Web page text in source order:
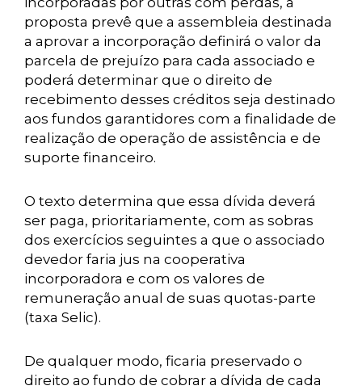
proposta prevê que a assembleia destinada
a aprovar a incorporação definirá o valor da
parcela de prejuízo para cada associado e
poderá determinar que o direito de
recebimento desses créditos seja destinado
aos fundos garantidores com a finalidade de
realização de operação de assistência e de
suporte financeiro.
O texto determina que essa dívida deverá
ser paga, prioritariamente, com as sobras
dos exercícios seguintes a que o associado
devedor faria jus na cooperativa
incorporadora e com os valores de
remuneração anual de suas quotas-parte
(taxa Selic).
De qualquer modo, ficaria preservado o
direito ao fundo de cobrar a dívida de cada